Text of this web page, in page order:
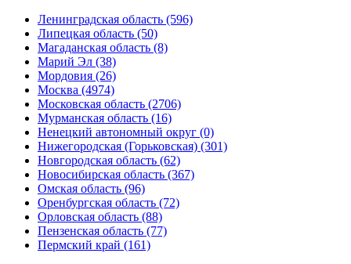
Ленинградская область (596)
Липецкая область (50)
Магаданская область (8)
Марий Эл (38)
Мордовия (26)
Москва (4974)
Московская область (2706)
Мурманская область (16)
Ненецкий автономный округ (0)
Нижегородская (Горьковская) (301)
Новгородская область (62)
Новосибирская область (367)
Омская область (96)
Оренбургская область (72)
Орловская область (88)
Пензенская область (77)
Пермский край (161)